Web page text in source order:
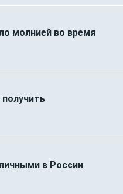
молнией во время
в России